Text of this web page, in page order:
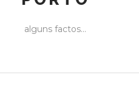
alguns factos...